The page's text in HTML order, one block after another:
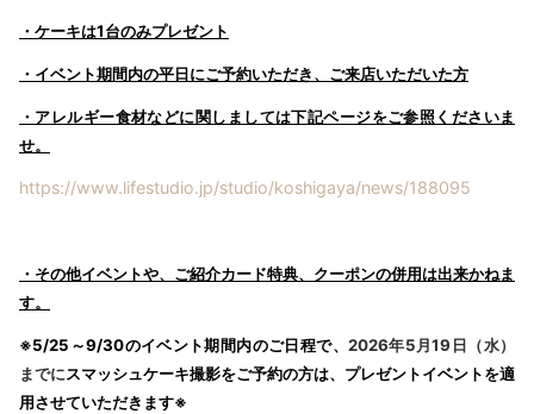
・ケーキは1台のみプレゼント
・イベント期間内の平日にご予約いただき、ご来店いただいた方
・アレルギー食材などに関しましては下記ページをご参照くださいま
せ。
https://www.lifestudio.jp/studio/koshigaya/news/188095
・その他イベントや、ご紹介カード特典、クーポンの併用は出来かねま
す。
※5/25～9/30のイベント期間内のご日程で、 2026年5月19日（水）
までにスマッシュケーキ撮影をご予約の方は、プレゼントイベントを適
用させていただきます※